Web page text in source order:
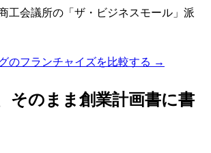
工会議所の「ザ・ビジネスモール」派
のフランチャイズを比較する →
そのまま創業計画書に書